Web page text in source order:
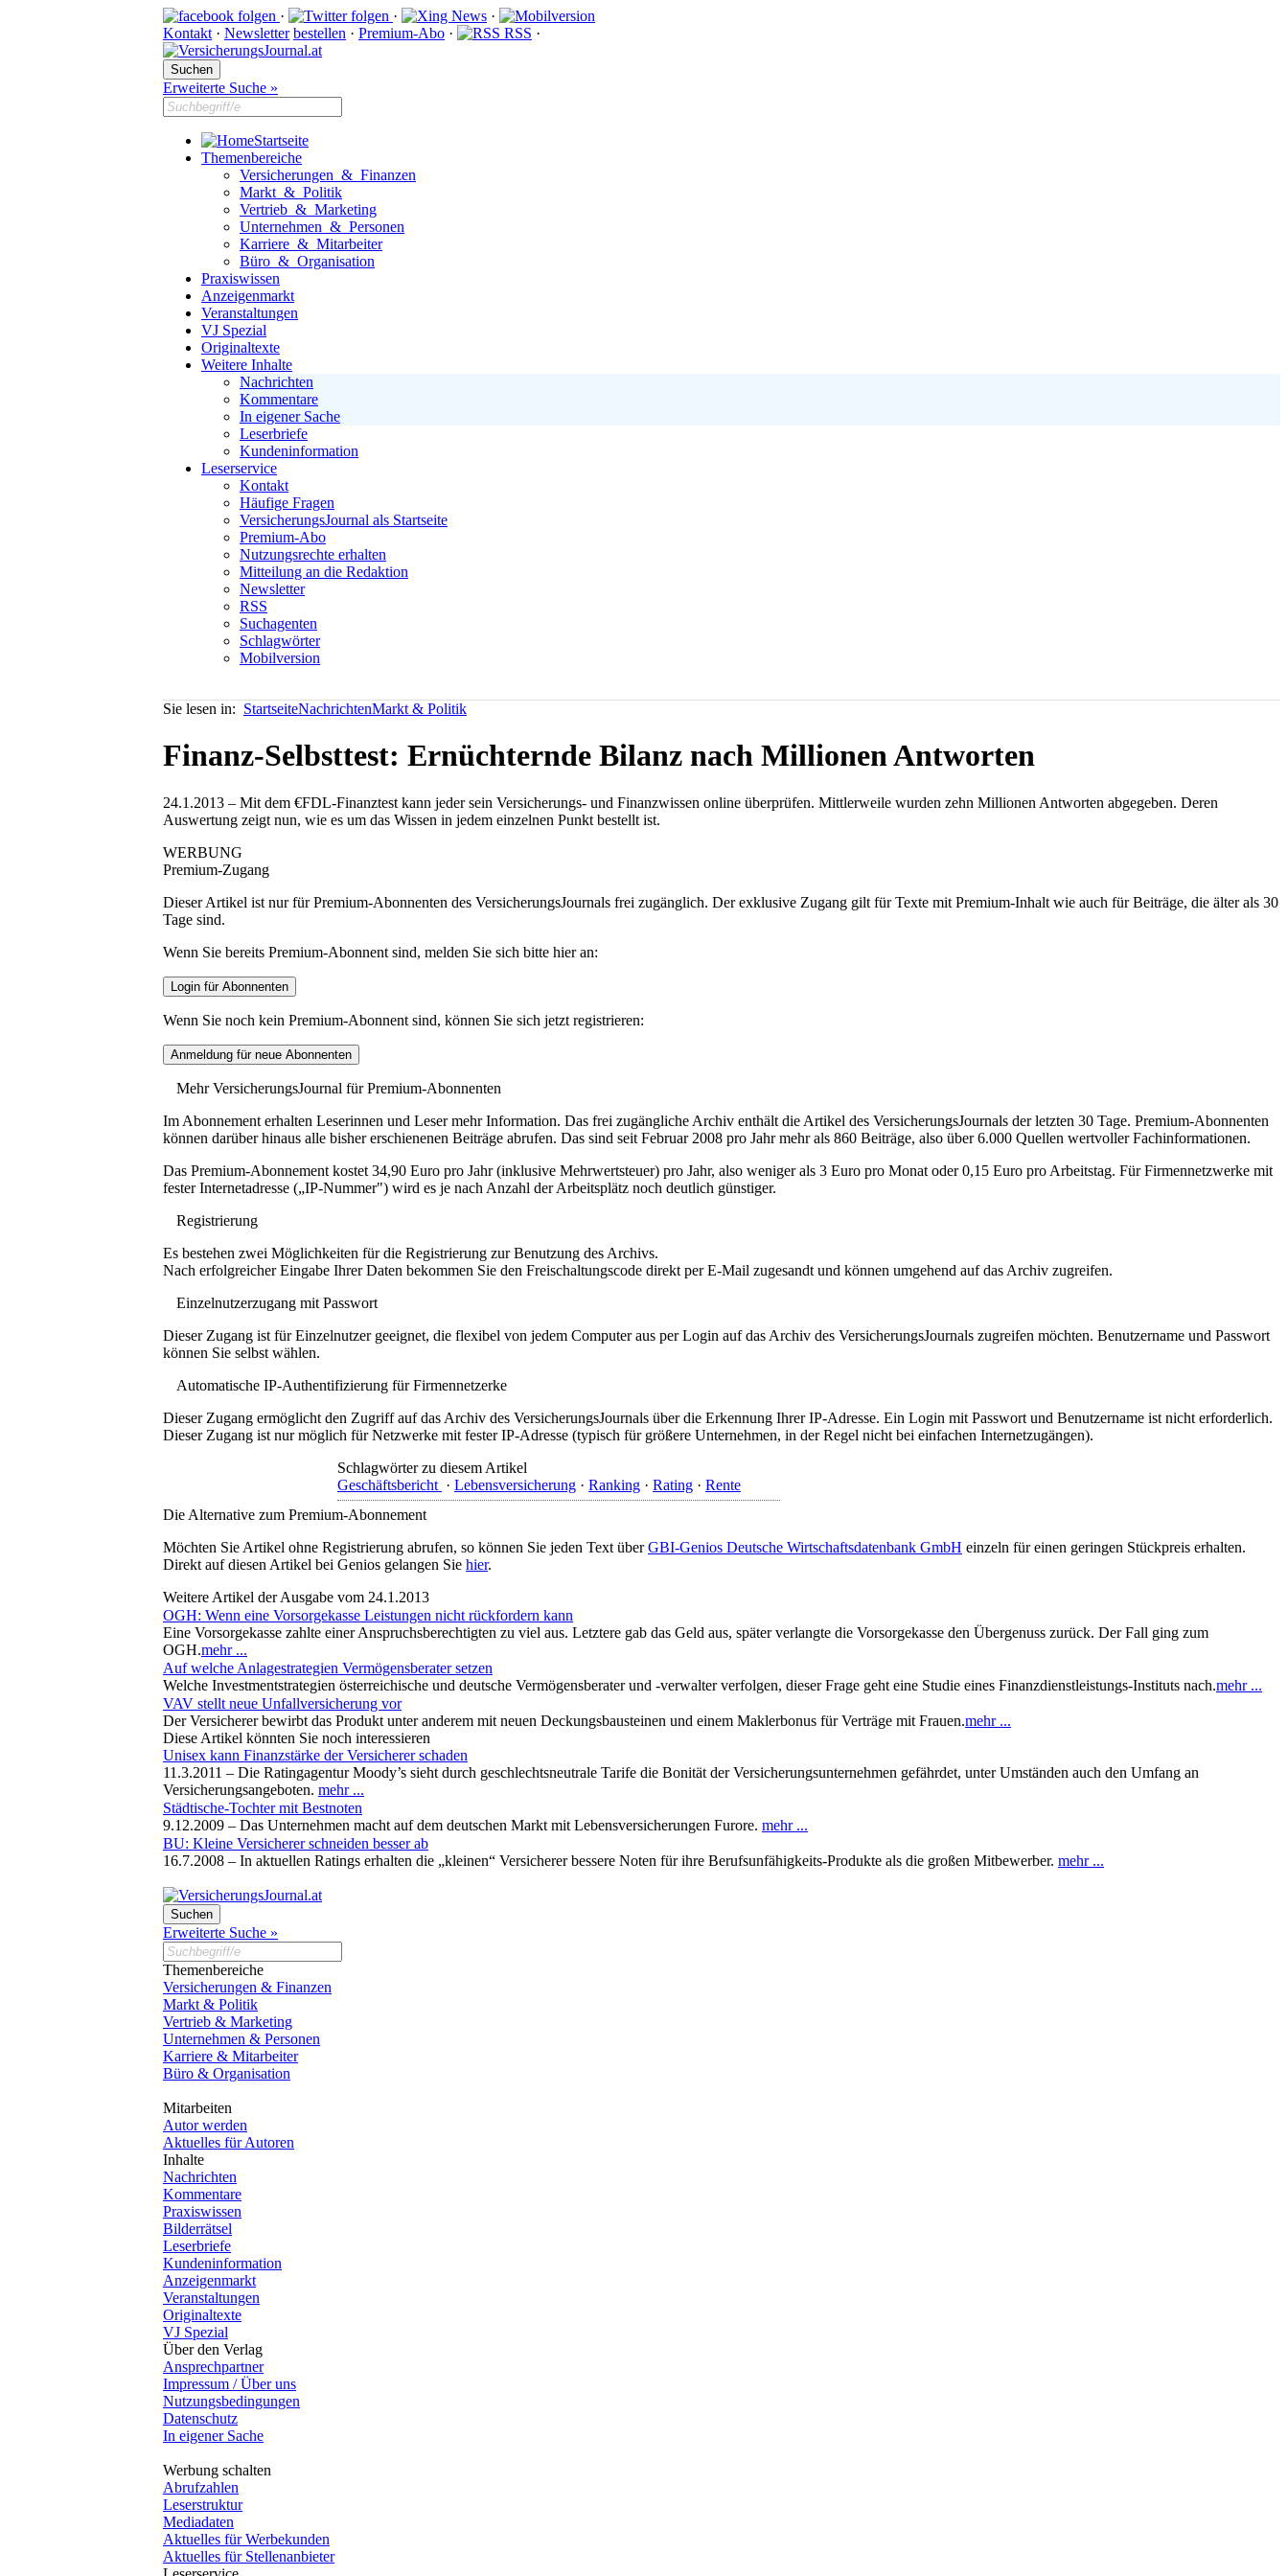
· ·
·
Kontakt · Newsletter bestellen · Premium-Abo · RSS ·
Erweiterte Suche »
Startseite
Themenbereiche
Versicherungen & Finanzen
Markt & Politik
Vertrieb & Marketing
Unternehmen & Personen
Karriere & Mitarbeiter
Büro & Organisation
Praxiswissen
Anzeigenmarkt
Veranstaltungen
VJ Spezial
Originaltexte
Weitere Inhalte
Nachrichten
Kommentare
In eigener Sache
Leserbriefe
Kundeninformation
Leserservice
Kontakt
Häufige Fragen
VersicherungsJournal als Startseite
Premium-Abo
Nutzungsrechte erhalten
Mitteilung an die Redaktion
Newsletter
RSS
Suchagenten
Schlagwörter
Mobilversion
Sie lesen in: StartseiteNachrichtenMarkt & Politik
Finanz-Selbsttest: Ernüchternde Bilanz nach Millionen Antworten
24.1.2013 – Mit dem €FDL-Finanztest kann jeder sein Versicherungs- und Finanzwissen online überprüfen. Mittlerweile wurden zehn Millionen Antworten abgegeben. Deren
Auswertung zeigt nun, wie es um das Wissen in jedem einzelnen Punkt bestellt ist.
WERBUNG
Premium-Zugang
Dieser Artikel ist nur für Premium-Abonnenten des VersicherungsJournals frei zugänglich. Der exklusive Zugang gilt für Texte mit Premium-Inhalt wie auch für Beiträge, die älter als 30
Tage sind.
Wenn Sie bereits Premium-Abonnent sind, melden Sie sich bitte hier an:
Wenn Sie noch kein Premium-Abonnent sind, können Sie sich jetzt registrieren:
Mehr VersicherungsJournal für Premium-Abonnenten
Im Abonnement erhalten Leserinnen und Leser mehr Information. Das frei zugängliche Archiv enthält die Artikel des VersicherungsJournals der letzten 30 Tage. Premium-Abonnenten
können darüber hinaus alle bisher erschienenen Beiträge abrufen. Das sind seit Februar 2008 pro Jahr mehr als 860 Beiträge, also über 6.000 Quellen wertvoller Fachinformationen.
Das Premium-Abonnement kostet 34,90 Euro pro Jahr (inklusive Mehrwertsteuer) pro Jahr, also weniger als 3 Euro pro Monat oder 0,15 Euro pro Arbeitstag. Für Firmennetzwerke mit
fester Internetadresse („IP-Nummer") wird es je nach Anzahl der Arbeitsplätz noch deutlich günstiger.
Registrierung
Es bestehen zwei Möglichkeiten für die Registrierung zur Benutzung des Archivs.
Nach erfolgreicher Eingabe Ihrer Daten bekommen Sie den Freischaltungscode direkt per E-Mail zugesandt und können umgehend auf das Archiv zugreifen.
Einzelnutzerzugang mit Passwort
Dieser Zugang ist für Einzelnutzer geeignet, die flexibel von jedem Computer aus per Login auf das Archiv des VersicherungsJournals zugreifen möchten. Benutzername und Passwort
können Sie selbst wählen.
Automatische IP-Authentifizierung für Firmennetzerke
Dieser Zugang ermöglicht den Zugriff auf das Archiv des VersicherungsJournals über die Erkennung Ihrer IP-Adresse. Ein Login mit Passwort und Benutzername ist nicht erforderlich.
Dieser Zugang ist nur möglich für Netzwerke mit fester IP-Adresse (typisch für größere Unternehmen, in der Regel nicht bei einfachen Internetzugängen).
Schlagwörter zu diesem Artikel
Geschäftsbericht · Lebensversicherung · Ranking · Rating · Rente
Die Alternative zum Premium-Abonnement
Möchten Sie Artikel ohne Registrierung abrufen, so können Sie jeden Text überGBI-Genios Deutsche Wirtschaftsdatenbank GmbH einzeln für einen geringen Stückpreis erhalten.
Direkt auf diesen Artikel bei Genios gelangen Sie hier.
Weitere Artikel der Ausgabe vom 24.1.2013
OGH: Wenn eine Vorsorgekasse Leistungen nicht rückfordern kann
Eine Vorsorgekasse zahlte einer Anspruchsberechtigten zu viel aus. Letztere gab das Geld aus, später verlangte die Vorsorgekasse den Übergenuss zurück. Der Fall ging zum
OGH.mehr ...
Auf welche Anlagestrategien Vermögensberater setzen
Welche Investmentstrategien österreichische und deutsche Vermögensberater und -verwalter verfolgen, dieser Frage geht eine Studie eines Finanzdienstleistungs-Instituts nach.mehr ...
VAV stellt neue Unfallversicherung vor
Der Versicherer bewirbt das Produkt unter anderem mit neuen Deckungsbausteinen und einem Maklerbonus für Verträge mit Frauen.mehr ...
Diese Artikel könnten Sie noch interessieren
Unisex kann Finanzstärke der Versicherer schaden
11.3.2011 – Die Ratingagentur Moody’s sieht durch geschlechtsneutrale Tarife die Bonität der Versicherungsunternehmen gefährdet, unter Umständen auch den Umfang an
Versicherungsangeboten. mehr ...
Städtische-Tochter mit Bestnoten
9.12.2009 – Das Unternehmen macht auf dem deutschen Markt mit Lebensversicherungen Furore. mehr ...
BU: Kleine Versicherer schneiden besser ab
16.7.2008 – In aktuellen Ratings erhalten die „kleinen“ Versicherer bessere Noten für ihre Berufsunfähigkeits-Produkte als die großen Mitbewerber. mehr ...
Erweiterte Suche »
Themenbereiche
Versicherungen & Finanzen
Markt & Politik
Vertrieb & Marketing
Unternehmen & Personen
Karriere & Mitarbeiter
Büro & Organisation
Mitarbeiten
Autor werden
Aktuelles für Autoren
Inhalte
Nachrichten
Kommentare
Praxiswissen
Bilderrätsel
Leserbriefe
Kundeninformation
Anzeigenmarkt
Veranstaltungen
Originaltexte
VJ Spezial
Über den Verlag
Ansprechpartner
Impressum / Über uns
Nutzungsbedingungen
Datenschutz
In eigener Sache
Werbung schalten
Abrufzahlen
Leserstruktur
Mediadaten
Aktuelles für Werbekunden
Aktuelles für Stellenanbieter